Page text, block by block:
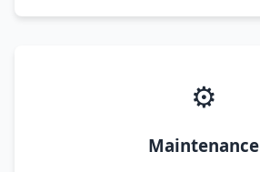
⚙️
Maintenance